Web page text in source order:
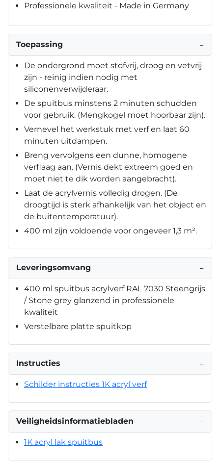
Professionele kwaliteit - Made in Germany
Toepassing −
De ondergrond moet stofvrij, droog en vetvrij
zijn - reinig indien nodig met
siliconenverwijderaar.
De spuitbus minstens 2 minuten schudden
voor gebruik. (Mengkogel moet hoorbaar zijn).
Vernevel het werkstuk met verf en laat 60
minuten uitdampen.
Breng vervolgens een dunne, homogene
verflaag aan. (Vernis dekt extreem goed en
moet niet te dik worden aangebracht).
Laat de acrylvernis volledig drogen. (De
droogtijd is sterk afhankelijk van het object en
de buitentemperatuur).
400 ml zijn voldoende voor ongeveer 1,3 m².
Leveringsomvang −
400 ml spuitbus acrylverf RAL 7030 Steengrijs
/ Stone grey glanzend in professionele
kwaliteit
Verstelbare platte spuitkop
Instructies −
Schilder instructies 1K acryl verf
Veiligheidsinformatiebladen −
1K acryl lak spuitbus